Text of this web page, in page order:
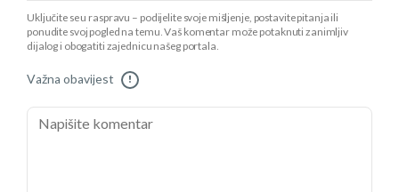
Uključite se u raspravu – podijelite svoje mišljenje, postavite pitanja ili
ponudite svoj pogled na temu. Vaš komentar može potaknuti zanimljiv
dijalog i obogatiti zajednicu našeg portala.
Važna obavijest !